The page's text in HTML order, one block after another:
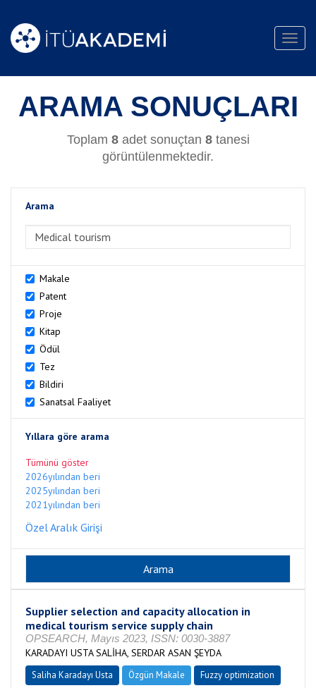
ARAMA SONUÇLARI
Toplam 8adet sonuçtan 8tanesi
görüntülenmektedir.
Arama
Makale
Patent
Proje
Kitap
Ödül
Tez
Bildiri
Sanatsal Faaliyet
Yıllara göre arama
Tümünü göster
2026yılından beri
2025yılından beri
2021yılından beri
Özel Aralık Girişi
Supplier selection and capacity allocation in
medical tourism service supply chain
OPSEARCH, Mayıs 2023, ISSN: 0030-3887
KARADAYI USTA SALİHA, SERDAR ASAN ŞEYDA
Saliha Karadayı Usta Özgün Makale
Fuzzy optimization